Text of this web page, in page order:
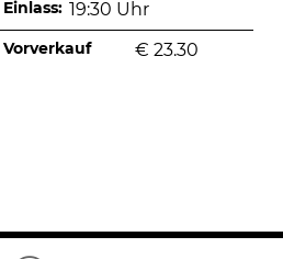
Einlass: 19:30 Uhr
Vorverkauf € 23.30